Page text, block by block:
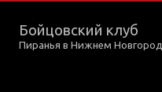
Бойцовский клуб
Пиранья в Нижнем